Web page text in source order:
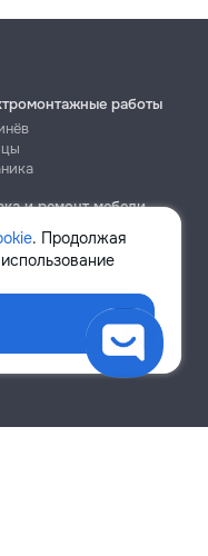
. Продолжая
работы
и ремонт мебели